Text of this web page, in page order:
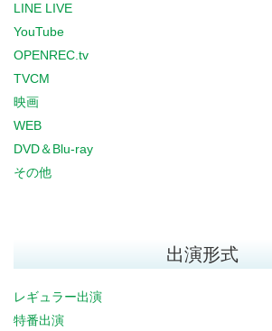
LINE LIVE
YouTube
OPENREC.tv
TVCM
映画
WEB
DVD＆Blu-ray
その他
出演形式
レギュラー出演
特番出演